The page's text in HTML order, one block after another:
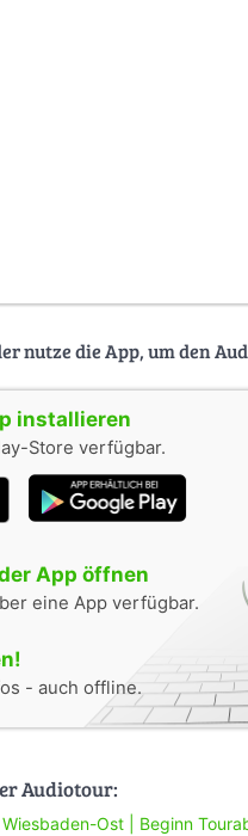
nutze die App, um den
installieren
Store verfügbar.
App öffnen
eine App verfügbar.
- auch offline.
Audiotour:
Ost | Beginn